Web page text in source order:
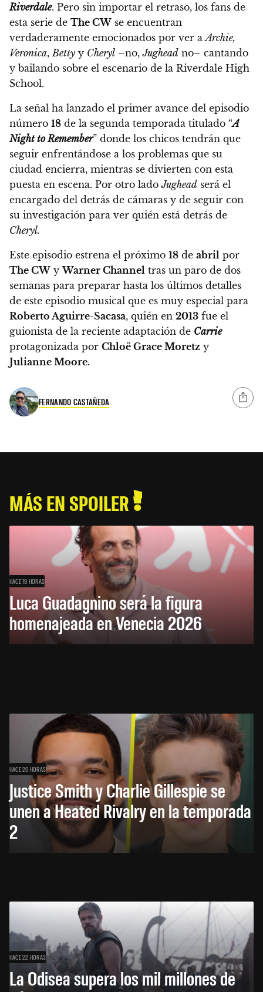
Riverdale. Pero sin importar el retraso, los fans de
esta serie de The CW se encuentran
verdaderamente emocionados por ver aArchie,
Veronica, Betty y Cheryl –no,Jughead no– cantando
y bailando sobre el escenario de la Riverdale High
School.
La señal ha lanzado el primer avance del episodio
número 18 de la segunda temporada titulado “A
Night to Remember” donde los chicos tendrán que
seguir enfrentándose a los problemas que su
ciudad encierra, mientras se divierten con esta
puesta en escena. Por otro ladoJughead será el
encargado del detrás de cámaras y de seguir con
su investigación para ver quién está detrás de
Cheryl.
Este episodio estrena el próximo 18 de abril por
The CW yWarner Channel tras un paro de dos
semanas para preparar hasta los últimos detalles
de este episodio musical que es muy especial para
Roberto Aguirre-Sacasa, quién en 2013 fue el
guionista de la reciente adaptación de Carrie
protagonizada por Chloë Grace Moretz y
Julianne Moore.
FERNANDO CASTAÑEDA
MÁS EN SPOILER
HACE 19 HORAS
Luca Guadagnino será la figura
homenajeada en Venecia 2026
HACE 20 HORAS
Justice Smith y Charlie Gillespie se
unen a Heated Rivalry en la temporada
2
HACE 22 HORAS
La Odisea supera los mil millones de